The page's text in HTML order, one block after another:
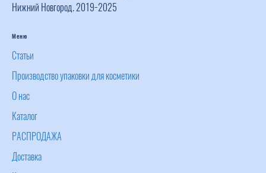
Нижний Новгород. 2019−2025
Меню
Статьи
Производство упаковки для косметики
О нас
Каталог
РАСПРОДАЖА
Доставка